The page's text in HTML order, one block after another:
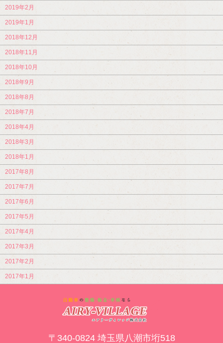
2019年2月
2019年1月
2018年12月
2018年11月
2018年10月
2018年9月
2018年8月
2018年7月
2018年4月
2018年3月
2018年1月
2017年8月
2017年7月
2017年6月
2017年5月
2017年4月
2017年3月
2017年2月
2017年1月
〒340-0824 埼玉県八潮市垳518